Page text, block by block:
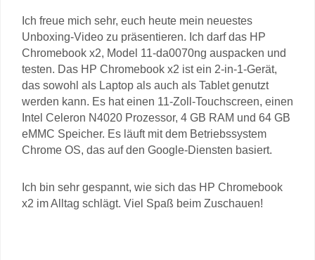
Ich freue mich sehr, euch heute mein neuestes
Unboxing-Video zu präsentieren. Ich darf das HP
Chromebook x2, Model 11-da0070ng auspacken und
testen. Das HP Chromebook x2 ist ein 2-in-1-Gerät,
das sowohl als Laptop als auch als Tablet genutzt
werden kann. Es hat einen 11-Zoll-Touchscreen, einen
Intel Celeron N4020 Prozessor, 4 GB RAM und 64 GB
eMMC Speicher. Es läuft mit dem Betriebssystem
Chrome OS, das auf den Google-Diensten basiert.
Ich bin sehr gespannt, wie sich das HP Chromebook
x2 im Alltag schlägt. Viel Spaß beim Zuschauen!